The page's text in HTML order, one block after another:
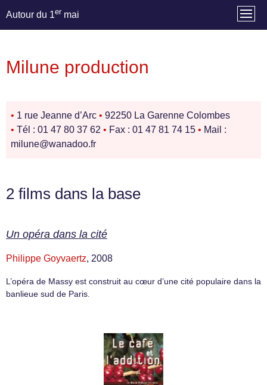
Autour du 1er mai
Milune production
• 1 rue Jeanne d’Arc • 92250 La Garenne Colombes
• Tél : 01 47 80 37 62 • Fax : 01 47 81 74 15 • Mail :
milune@wanadoo.fr
2 films dans la base
Un opéra dans la cité
Philippe Goyvaertz, 2008
L’opéra de Massy est construit au cœur d’une cité populaire dans la
banlieue sud de Paris.